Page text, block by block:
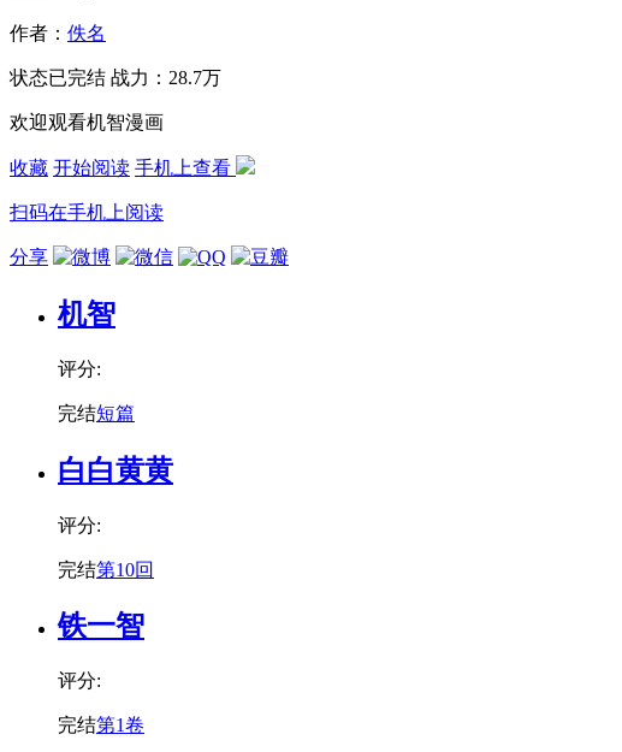
作者： 佚名
状态已完结 战力：28.7万
欢迎观看机智漫画
收藏 开始阅读 手机上查看
扫码在手机上阅读
分享
机智
评分:
完结短篇
白白黄黄
评分:
完结第10回
铁一智
评分:
完结第1卷